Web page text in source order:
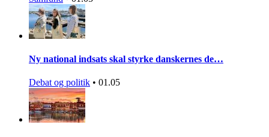
Ny national indsats skal styrke danskernes de…
Debat og politik • 01.05